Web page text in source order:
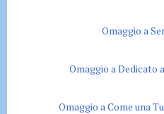
Omaggio a
Omaggio a Dedicato
Omaggio a Come una